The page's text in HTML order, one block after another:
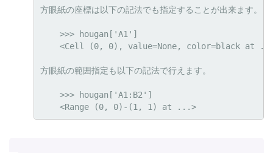
方眼紙の座標は以下の記法でも指定することが出来ます。
    >>> hougan['A1']
<Cell (0, 0), value=None, color=black at
方眼紙の範囲指定も以下の記法で行えます。
    >>> hougan['A1:B2']